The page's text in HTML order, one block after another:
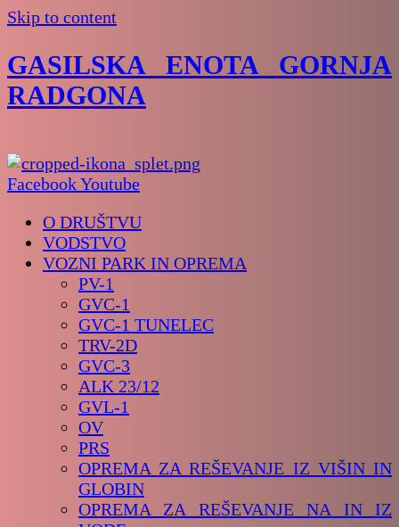
Skip to content
GASILSKA ENOTA GORNJA
RADGONA
FacebookYoutube
O DRUŠTVU
VODSTVO
VOZNI PARK IN OPREMA
PV-1
GVC-1
GVC-1 TUNELEC
TRV-2D
GVC-3
ALK 23/12
GVL-1
OV
PRS
OPREMA ZA REŠEVANJE IZ VIŠIN IN
GLOBIN
OPREMA ZA REŠEVANJE NA IN IZ